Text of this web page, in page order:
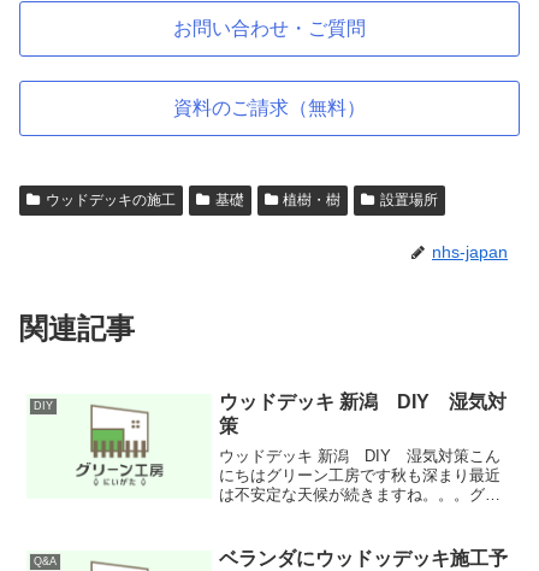
お問い合わせ・ご質問
資料のご請求（無料）
ウッドデッキの施工 基礎 植樹・樹 設置場所
nhs-japan
関連記事
DIY
ウッドデッキ 新潟 DIY 湿気対
策
ウッドデッキ 新潟 DIY 湿気対策こん
にちはグリーン工房です秋も深まり最近
は不安定な天候が続きますね。。。グリ
お宅やこれからつけようって方が多いと
Q&A
ベランダにウッドッデッキ施工予